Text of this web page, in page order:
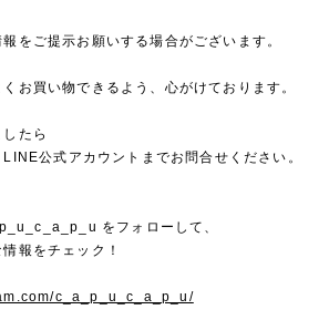
をご提示お願いする場合がございます。
お買い物できるよう、心がけております。
たら
公式アカウントまでお問合せください。
をフォローして、
報をチェック！
c_a_p_u_c_a_p_u/